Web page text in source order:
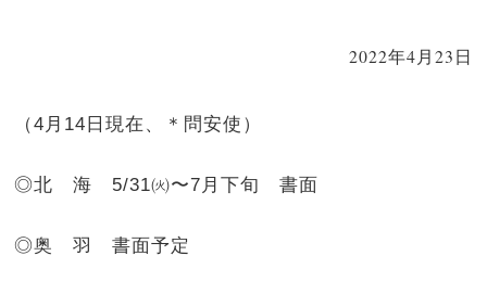
2022年4月23日
（4月14日現在、＊問安使）
◎北 海 5/31㈫〜7月下旬書面
◎奥 羽 書面予定